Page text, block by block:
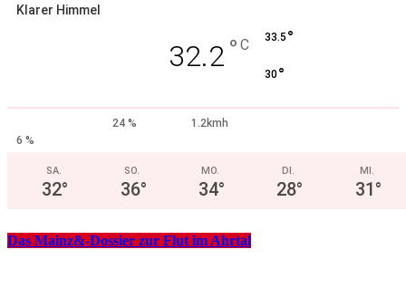
Klarer Himmel
32.2 ° C 33.5 °
30°
24 %
1.2kmh
6 %
SA.
32°
SO.
36°
MO.
34°
DI.
28°
MI.
31°
Das Mainz&-Dossier zur Flut im Ahrtal